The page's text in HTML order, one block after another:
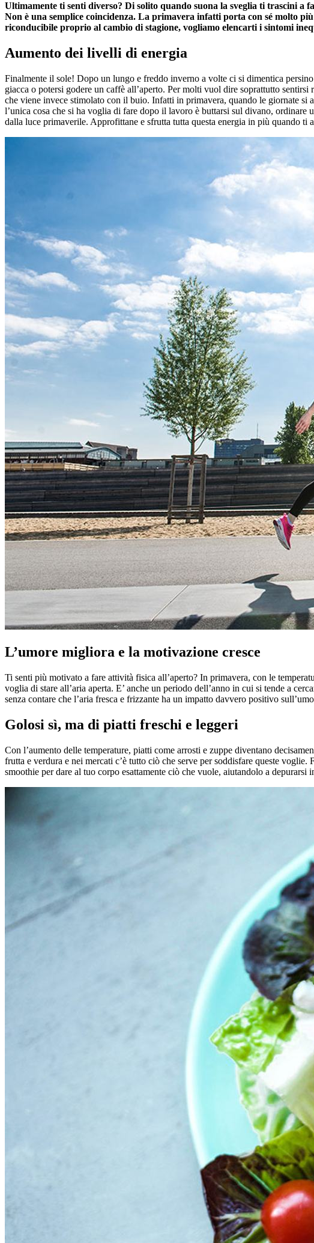
Ultimamente ti senti diverso? Di solito quando suona la sveglia ti trascini
Non è una semplice coincidenza. La primavera infatti porta con sé molto
riconducibile proprio al cambio di stagione, vogliamo elencarti i sintomi
Aumento dei livelli di energia
Finalmente il sole! Dopo un lungo e freddo inverno a volte ci si dimentica
giacca o potersi godere un caffè all’aperto. Per molti vuol dire soprattutto
che viene invece stimolato con il buio. Infatti in primavera, quando le giornate
l’unica cosa che si ha voglia di fare dopo il lavoro è buttarsi sul divano,
dalla luce primaverile. Approfittane e sfrutta tutta questa energia in più quando ti
L’umore migliora e la motivazione cresce
Ti senti più motivato a fare attività fisica all’aperto? In primavera, con le
voglia di stare all’aria aperta. E’ anche un periodo dell’anno in cui si tende a
senza contare che l’aria fresca e frizzante ha un impatto davvero positivo
Golosi sì, ma di piatti freschi e leggeri
Con l’aumento delle temperature, piatti come arrosti e zuppe diventano
frutta e verdura e nei mercati c’è tutto ciò che serve per soddisfare queste voglie.
smoothie per dare al tuo corpo esattamente ciò che vuole, aiutandolo a depurarsi